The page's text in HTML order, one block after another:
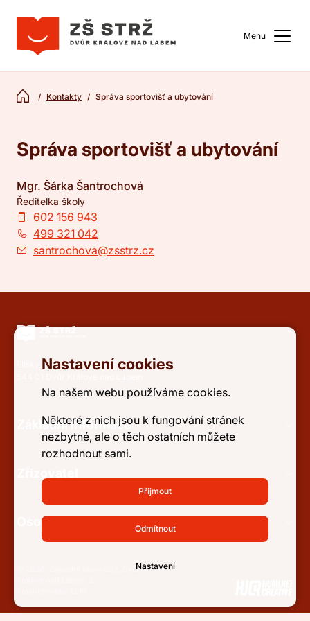
Menu
Kontakty Správa sportovišť a ubytování
Správa sportovišť a ubytování
Mgr. Šárka Šantrochová
Ředitelka školy
602 156 943
499 321 042
santrochova@zsstrz.cz
Elišky Krásnohorské 2919
Základní informace
Osobní údaje a přístupnost
© 2026, Základní škola Strž, Dvůr
Nastavení cookies
Na našem webu používáme cookies.
Některé z nich jsou k fungování stránek
nezbytné, ale o těch ostatních můžete
rozhodnout sami.
Přijmout
Odmítnout
Nastavení